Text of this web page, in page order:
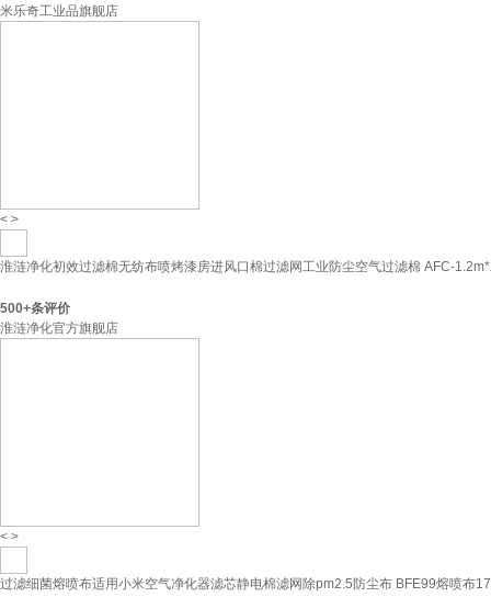
米乐奇工业品旗舰店
< >
淮涟净化初效过滤棉无纺布喷烤漆房进风口棉过滤网工业防尘空气过滤棉 AFC-
500+条评价
淮涟净化官方旗舰店
< >
过滤细菌熔喷布适用小米空气净化器滤芯静电棉滤网除pm2.5防尘布 BFE99熔喷布